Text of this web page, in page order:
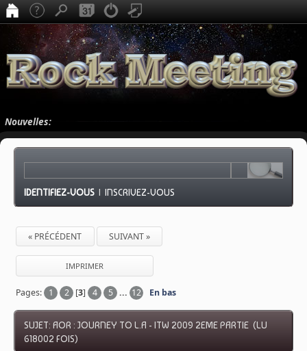
Nouvelles:
IDENTIFIEZ-VOUS |INSCRIVEZ-VOUS
« PRÉCÉDENT SUIVANT »
IMPRIMER
Pages: 1 2 [3] 4 5 ... 12 En bas
SUJET: AOR : JOURNEY TO L.A - ITW 2009 2EME PARTIE (LU
618002 FOIS)